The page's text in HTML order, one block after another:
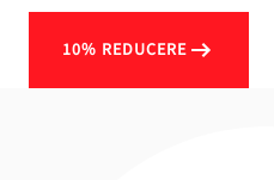
10% REDUCERE